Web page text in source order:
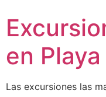
en
Las excursiones las